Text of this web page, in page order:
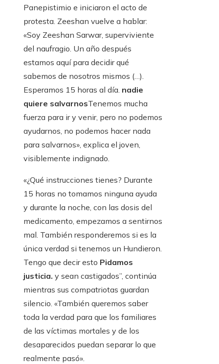
Panepistimio e iniciaron el acto de
protesta. Zeeshan vuelve a hablar:
«Soy Zeeshan Sarwar, superviviente
del naufragio. Un año después
estamos aquí para decidir qué
sabemos de nosotros mismos (…).
Esperamos 15 horas al día. nadie
quiere salvarnosTenemos mucha
fuerza para ir y venir, pero no podemos
ayudarnos, no podemos hacer nada
para salvarnos», explica el joven,
visiblemente indignado.
«¿Qué instrucciones tienes? Durante
15 horas no tomamos ninguna ayuda
y durante la noche, con las dosis del
medicamento, empezamos a sentirnos
mal. También responderemos si es la
única verdad si tenemos un Hundieron.
Tengo que decir esto Pidamos
justicia. y sean castigados”, continúa
mientras sus compatriotas guardan
silencio. «También queremos saber
toda la verdad para que los familiares
de las víctimas mortales y de los
desaparecidos puedan separar lo que
realmente pasó».